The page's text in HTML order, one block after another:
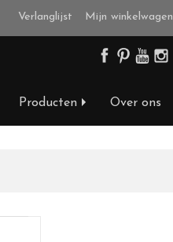
Verlanglijst Mijn winkelwagen
Producten Over ons